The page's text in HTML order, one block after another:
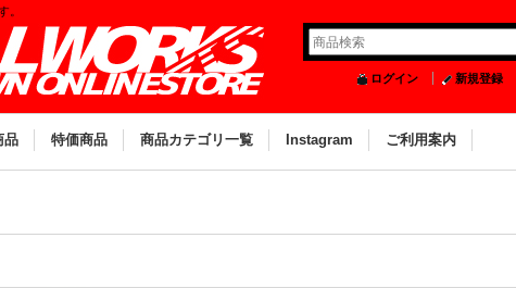
。
ログイン 新規登録
品 特価商品 商品カテゴリ一覧 Instagram ご利用案内